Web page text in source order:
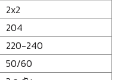
2x2
204
220-240
50/60